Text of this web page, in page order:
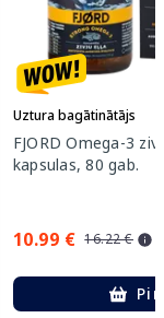
Uztura bagātinātājs
FJORD Omega-3
kapsulas, 80 gab.
10.99 € 16.22 €